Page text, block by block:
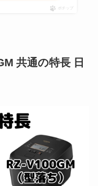
ポチップ
共通の特長 日